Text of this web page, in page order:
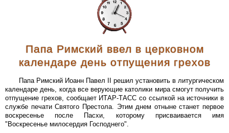
Папа Римский ввел в церковном
календаре день отпущения грехов
Папа Римский Иоанн Павел II решил установить в литургическом
календаре день, когда все верующие католики мира смогут получить
отпущение грехов, сообщает ИТАР-ТАСС со ссылкой на источники в
службе печати Святого Престола. Этим днем отныне станет первое
воскресенье после Пасхи, которому присваивается имя
"Воскресенье милосердия Господнего".